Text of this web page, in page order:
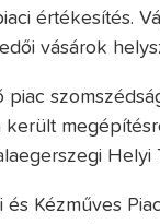
értékesítés.
vásárok
piac
Helyi
és Kézműves